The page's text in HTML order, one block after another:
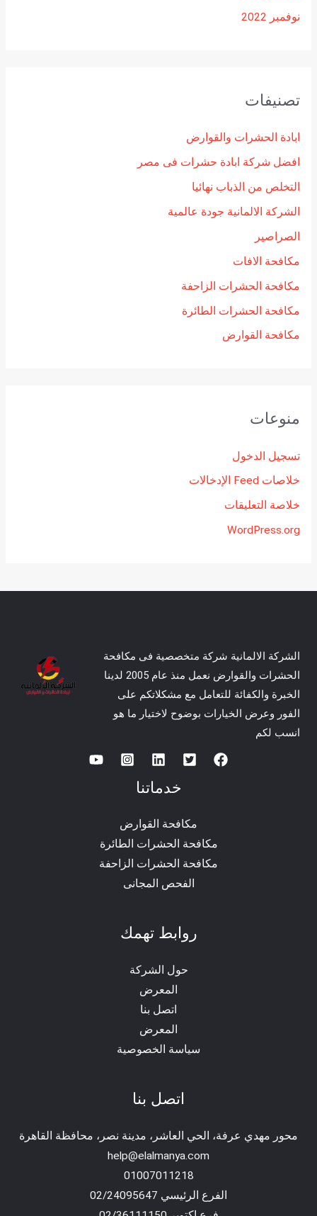
نوفمبر 2022
تصنيفات
ابادة الحشرات والقوارض
افضل شركة ابادة حشرات فى مصر
التخلص من الذباب نهائيا
الشركة الالمانية جودة عالمية
الصراصير
مكافحة الافات
مكافحة الحشرات الزاحفة
مكافحة الحشرات الطائرة
مكافحة القوارض
منوعات
تسجيل الدخول
خلاصات Feed الإدخالات
خلاصة التعليقات
WordPress.org
الشركة الالمانية شركة متخصصية فى مكافحة
الحشرات والقوارض نعمل منذ عام 2005 لدينا
الخبرة والكفائة للتعامل مع مشكلاتكم على
الفور وعرض الخيارات بوضوح لاختيار ما هو
انسب لكم
خدماتنا
مكافحة القوارض
مكافحة الحشرات الطائرة
مكافحة الحشرات الزاحفة
الفحص المجانى
روابط تهمك
حول الشركة
المعرض
اتصل بنا
المعرض
سياسة الخصوصية
اتصل بنا
محور مهدي عرفة، الحي العاشر، مدينة نصر، محافظة القاهرة‬
help@elalmanya.com
01007011218
الفرع الرئيسي 02/24095647